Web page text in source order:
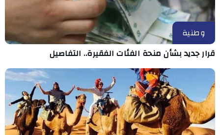
وطنية
قرار جديد بشأن منحة الفئات الفقيرة.. التفاصيل